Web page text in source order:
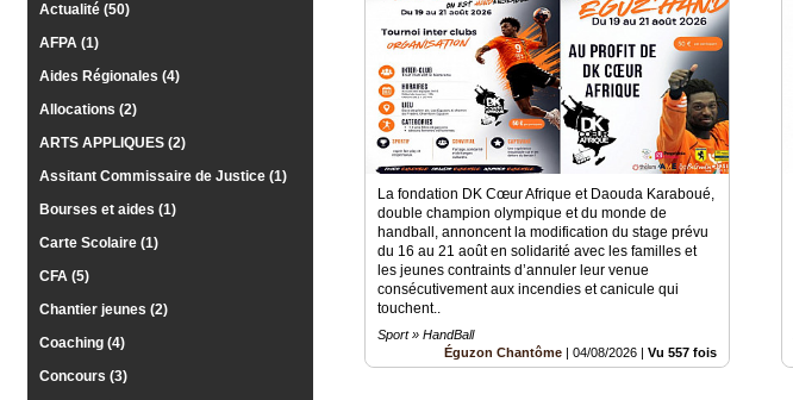
RUBRIQUES
Agenda
Vidéos
Médias
groupe
Prémium
annuaire
Actualité (50)
AFPA (1)
Aides Régionales (4)
Allocations (2)
ARTS APPLIQUES (2)
Assitant Commissaire de Justice (1)
Bourses et aides (1)
Carte Scolaire (1)
CFA (5)
Chantier jeunes (2)
Coaching (4)
Concours (3)
La fondation DK Cœur Afrique et Daouda Karaboué,
double champion olympique et du monde de
handball, annoncent la modification du stage prévu
du 16 au 21 août en solidarité avec les familles et
les jeunes contraints d’annuler leur venue
consécutivement aux incendies et canicule qui
touchent..
Sport » HandBall
Éguzon Chantôme |04/08/2026 |Vu 557 fois